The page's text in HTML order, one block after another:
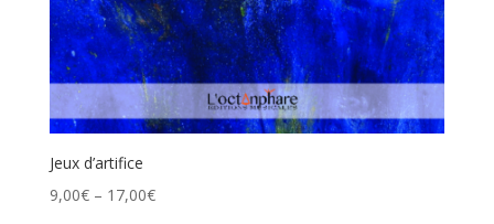
Jeux d’artifice
9,00€– 17,00€